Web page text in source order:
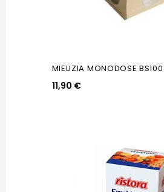
MIELIZIA MONODOSE BS100
11,90 €